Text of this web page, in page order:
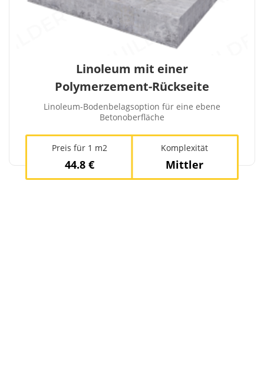
Linoleum mit einer
Polymerzement-Rückseite
Linoleum-Bodenbelagsoption für eine ebene
Betonoberfläche
Preis für 1 m2
44.8 €
Komplexität
Mittler